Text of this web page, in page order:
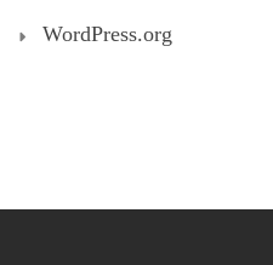
WordPress.org